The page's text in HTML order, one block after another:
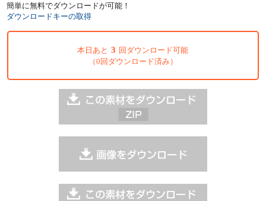
簡単に無料でダウンロードが可能！
ダウンロードキーの取得
本日あと 3 回ダウンロード可能
（0回ダウンロード済み）